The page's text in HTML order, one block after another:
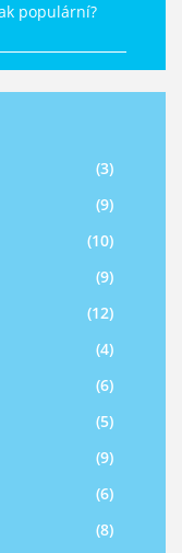
populární?
(3)
(9)
(10)
(9)
(12)
(4)
(6)
(5)
(9)
(6)
(8)